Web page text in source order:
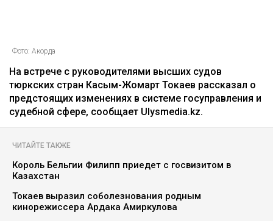
Фото: Акорда
На встрече с руководителями высших судов
тюркских стран Касым-Жомарт Токаев рассказал о
предстоящих изменениях в системе госуправления и
судебной сфере, сообщает Ulysmedia.kz.
ЧИТАЙТЕ ТАКЖЕ
Король Бельгии Филипп приедет с госвизитом в
Казахстан
Токаев выразил соболезнования родным
кинорежиссера Ардака Амиркулова